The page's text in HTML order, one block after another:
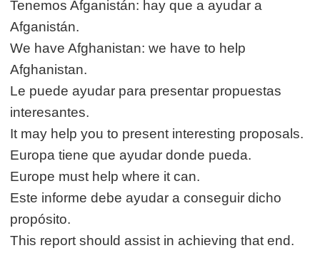
Tenemos Afganistán: hay que a ayudar a
Afganistán.
We have Afghanistan: we have to help
Afghanistan.
Le puede ayudar para presentar propuestas
interesantes.
It may help you to present interesting proposals.
Europa tiene que ayudar donde pueda.
Europe must help where it can.
Este informe debe ayudar a conseguir dicho
propósito.
This report should assist in achieving that end.